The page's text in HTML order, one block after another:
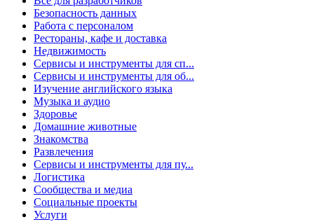
Безопасность данных
Работа с персоналом
Рестораны, кафе и доставка
Недвижимость
Сервисы и инструменты для сп...
Сервисы и инструменты для об...
Изучение английского языка
Музыка и аудио
Здоровье
Домашние животные
Знакомства
Развлечения
Сервисы и инструменты для пу...
Логистика
Сообщества и медиа
Социальные проекты
Услуги